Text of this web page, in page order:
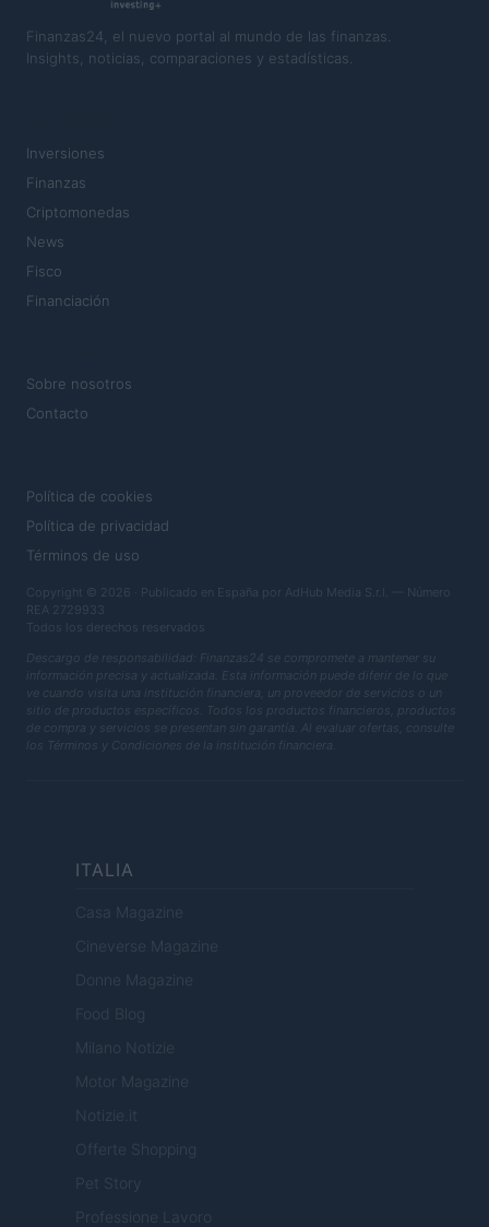
Finanzas24, el nuevo portal al mundo de las finanzas.
Insights, noticias, comparaciones y estadísticas.
Inversiones
Finanzas
Criptomonedas
News
Fisco
Financiación
Sobre nosotros
Contacto
Política de cookies
Política de privacidad
Términos de uso
Copyright © 2026 · Publicado en España por AdHub Media S.r.l. — Número
REA 2729933
Todos los derechos reservados
Descargo de responsabilidad: Finanzas24 se compromete a mantener su
información precisa y actualizada. Esta información puede diferir de lo que
ve cuando visita una institución financiera, un proveedor de servicios o un
sitio de productos específicos. Todos los productos financieros, productos
de compra y servicios se presentan sin garantía. Al evaluar ofertas, consulte
los Términos y Condiciones de la institución financiera.
ITALIA
Casa Magazine
Cineverse Magazine
Donne Magazine
Food Blog
Milano Notizie
Motor Magazine
Notizie.it
Offerte Shopping
Pet Story
Professione Lavoro